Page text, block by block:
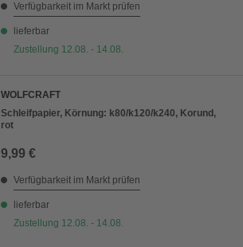
Verfügbarkeit im Markt prüfen
lieferbar
Zustellung 12.08. - 14.08.
WOLFCRAFT
Schleifpapier, Körnung: k80/k120/k240, Korund,
rot
9,99 €
Verfügbarkeit im Markt prüfen
lieferbar
Zustellung 12.08. - 14.08.